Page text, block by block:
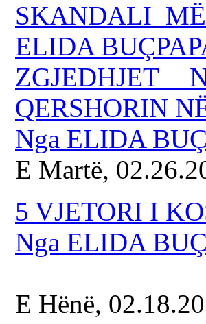
SKANDALI
ELIDA
QERSHORIN
Nga ELIDA
E Martë,
5 VJETORI I
Nga ELIDA
E Hënë,